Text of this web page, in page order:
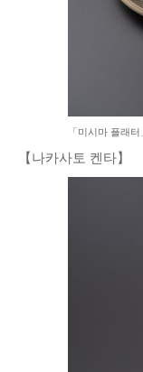
「미시마 플래
【나카사토 켄타】